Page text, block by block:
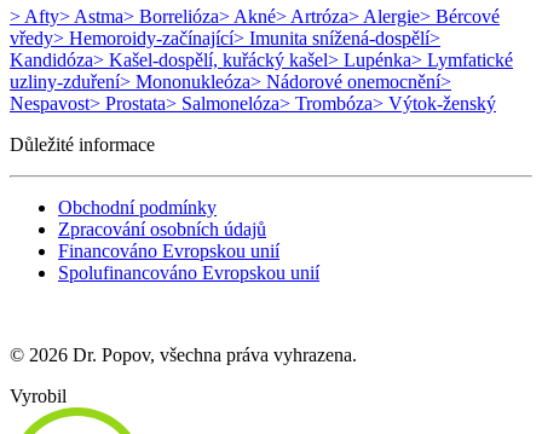
> Afty> Astma> Borrelióza> Akné> Artróza> Alergie> Bércové
vředy> Hemoroidy-začínající> Imunita snížená-dospělí>
Kandidóza> Kašel-dospělí, kuřácký kašel> Lupénka> Lymfatické
uzliny-zduření> Mononukleóza> Nádorové onemocnění>
Nespavost> Prostata> Salmonelóza> Trombóza> Výtok-ženský
Důležité informace
Obchodní podmínky
Zpracování osobních údajů
Financováno Evropskou unií
Spolufinancováno Evropskou unií
© 2026 Dr. Popov, všechna práva vyhrazena.
Vyrobil